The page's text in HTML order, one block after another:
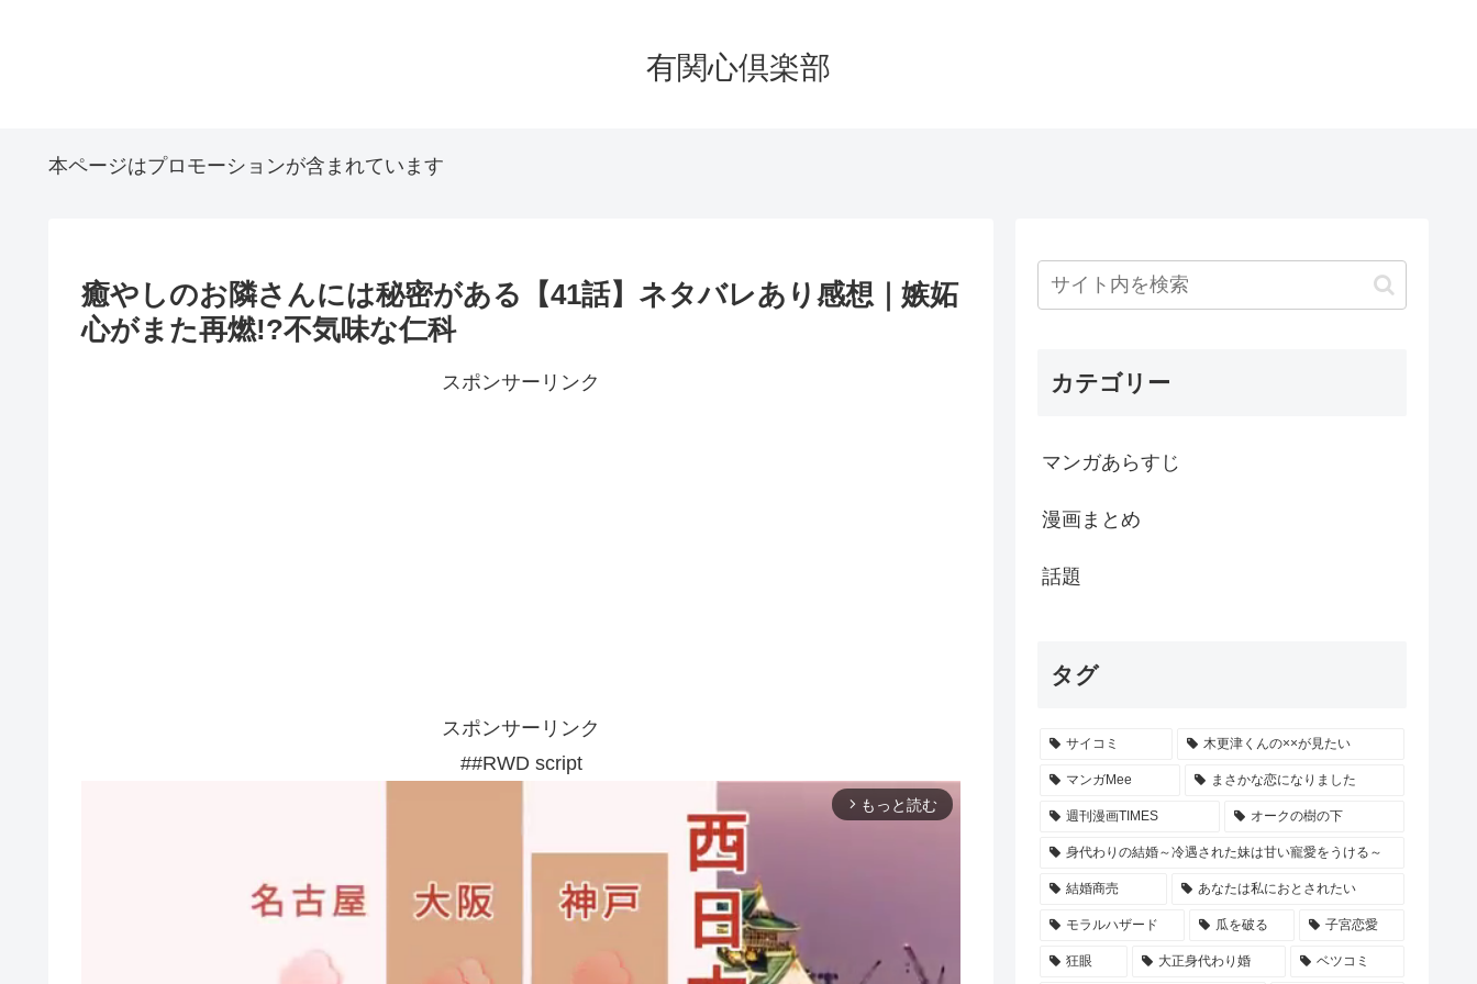
有関心倶楽部
本ページはプロモーションが含まれています
癒やしのお隣さんには秘密がある【41話】ネタバレあり感想｜嫉妬
心がまた再燃!?不気味な仁科
スポンサーリンク
スポンサーリンク
##RWD script
arrow_forward_ios もっと読む
カテゴリー
マンガあらすじ
漫画まとめ
話題
タグ
サイコミ 木更津くんの××が見たい
マンガMee まさかな恋になりました
週刊漫画TIMES オークの樹の下
身代わりの結婚～冷遇された妹は甘い寵愛をうける～
結婚商売 あなたは私におとされたい
モラルハザード 瓜を破る 子宮恋愛
狂眼 大正身代わり婚 ベツコミ